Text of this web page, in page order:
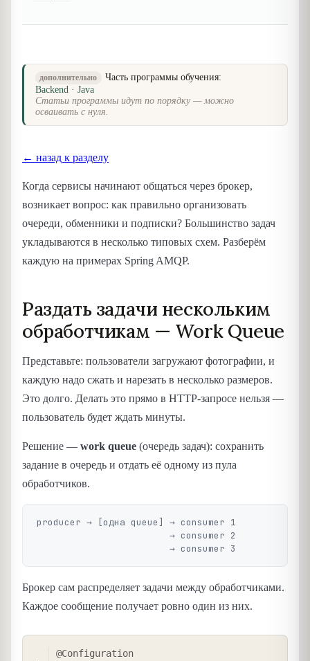
дополнительно
Часть программы обучения:
Backend · Java
Статьи программы идут по порядку — можно
осваивать с нуля.
← назад к разделу
Когда сервисы начинают общаться через брокер,
возникает вопрос: как правильно организовать
очереди, обменники и подписки? Большинство задач
укладываются в несколько типовых схем. Разберём
каждую на примерах Spring AMQP.
Раздать задачи нескольким
обработчикам — Work Queue
Представьте: пользователи загружают фотографии, и
каждую надо сжать и нарезать в несколько размеров.
Это долго. Делать это прямо в HTTP-запросе нельзя —
пользователь будет ждать минуты.
Решение — work queue (очередь задач): сохранить
задание в очередь и отдать её одному из пула
обработчиков.
producer → [одна queue] → consumer 1
Брокер сам распределяет задачи между обработчиками.
Каждое сообщение получает ровно один из них.
@Configuration